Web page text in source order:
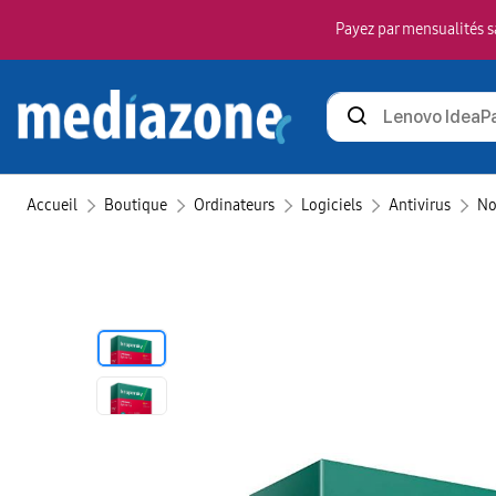
Payez par
Rechercher
des
Accueil Boutique Ordinateurs Logiciels Antivirus